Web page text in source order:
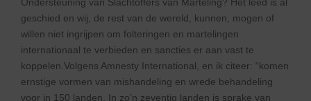
geschied en wij, de rest van de wereld, kunnen, mogen of
willen niet ingrijpen om folteringen en martelingen
internationaal te verbieden en sancties er aan vast te
koppelen.Volgens Amnesty International, en ik citeer: “komen
ernstige vormen van mishandeling en wrede behandeling
voor in 150 landen. In zo’n zeventig landen is sprake van